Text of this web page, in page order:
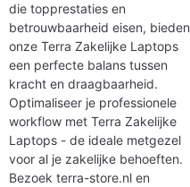
die topprestaties en
betrouwbaarheid eisen, bieden
onze Terra Zakelijke Laptops
een perfecte balans tussen
kracht en draagbaarheid.
Optimaliseer je professionele
workflow met Terra Zakelijke
Laptops - de ideale metgezel
voor al je zakelijke behoeften.
Bezoek terra-store.nl en